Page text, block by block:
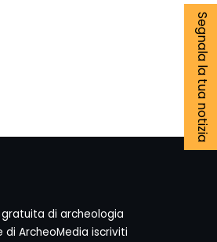
Segnala la tua notizia
di archeologia
di ArcheoMedia iscriviti